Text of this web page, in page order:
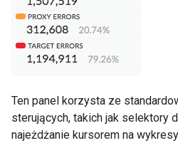
Ten panel korzysta ze
sterujących, takich jak selektory
najeżdżanie kursorem na